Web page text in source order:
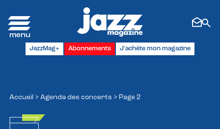
JazzMag+ Abonnements J'achète mon magazine
Accueil > Agenda des concerts > Page 2